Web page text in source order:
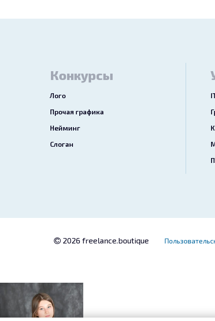
Конкурсы
Лого
Прочая графика
Нейминг
Слоган
2026 freelance.boutique